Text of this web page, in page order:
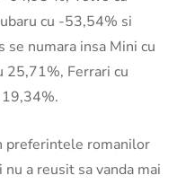
cu -53,54% si
numara insa Mini cu
25,71%, Ferrari cu
19,34%.
preferintele romanilor
a reusit sa vanda mai